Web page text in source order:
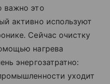
важно это
активно используют
Сейчас очистку
нагрева
энергозатратно:
уходит